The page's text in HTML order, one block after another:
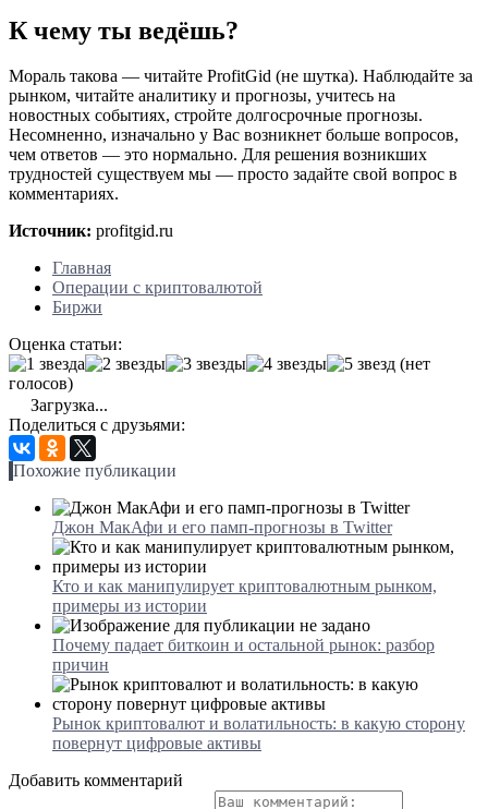
К чему ты ведёшь?
Мораль такова — читайте ProfitGid (не шутка). Наблюдайте за
рынком, читайте аналитику и прогнозы, учитесь на
новостных событиях, стройте долгосрочные прогнозы.
Несомненно, изначально у Вас возникнет больше вопросов,
чем ответов — это нормально. Для решения возникших
трудностей существуем мы — просто задайте свой вопрос в
комментариях.
Источник: profitgid.ru
Главная
Операции с криптовалютой
Биржи
Оценка статьи:
(нет
голосов)
Загрузка...
Поделиться с друзьями:
Похожие публикации
Джон МакАфи и его памп-прогнозы в Twitter
Кто и как манипулирует криптовалютным рынком,
примеры из истории
Почему падает биткоин и остальной рынок: разбор
причин
Рынок криптовалют и волатильность: в какую сторону
повернут цифровые активы
Добавить комментарий